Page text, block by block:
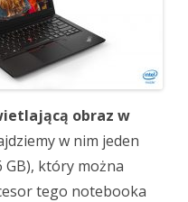
obraz w
w nim jeden
GB), który można
tego notebooka